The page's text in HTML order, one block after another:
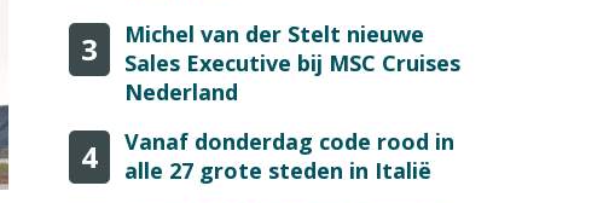
3
Michel van der Stelt nieuwe
Sales Executive bij MSC Cruises
Nederland
4
Vanaf donderdag code rood in
alle 27 grote steden in Italië